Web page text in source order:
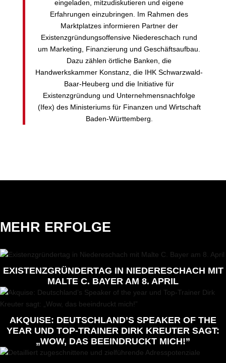
eingeladen, mitzudiskutieren und eigene
Erfahrungen einzubringen. Im Rahmen des
Marktplatzes informieren Partner der
Existenzgründungsoffensive Niedereschach rund
um Marketing, Finanzierung und Geschäftsaufbau.
Dazu zählen örtliche Banken, die
Handwerkskammer Konstanz, die IHK Schwarzwald-
Baar-Heuberg und die Initiative für
Existenzgründung und Unternehmensnachfolge
(Ifex) des Ministeriums für Finanzen und Wirtschaft
Baden-Württemberg.
MEHR ERFOLGE
EXISTENZGRÜNDERTAG IN NIEDERESCHACH MIT
MALTE C. BAYER AM 8. APRIL
AKQUISE: DEUTSCHLAND’S SPEAKER OF THE
YEAR UND TOP-TRAINER DIRK KREUTER SAGT:
„WOW, DAS BEEINDRUCKT MICH!”